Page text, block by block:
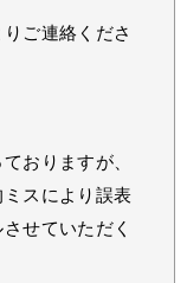
りご連絡くださ
おりますが、
スにより誤表
せていただく